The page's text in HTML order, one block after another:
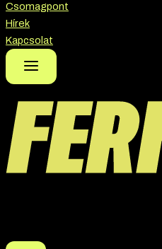
Csomagpont
Hírek
Kapcsolat